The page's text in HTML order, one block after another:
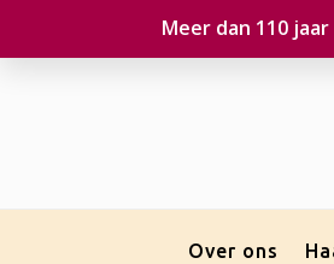
Meer dan 110
Over ons